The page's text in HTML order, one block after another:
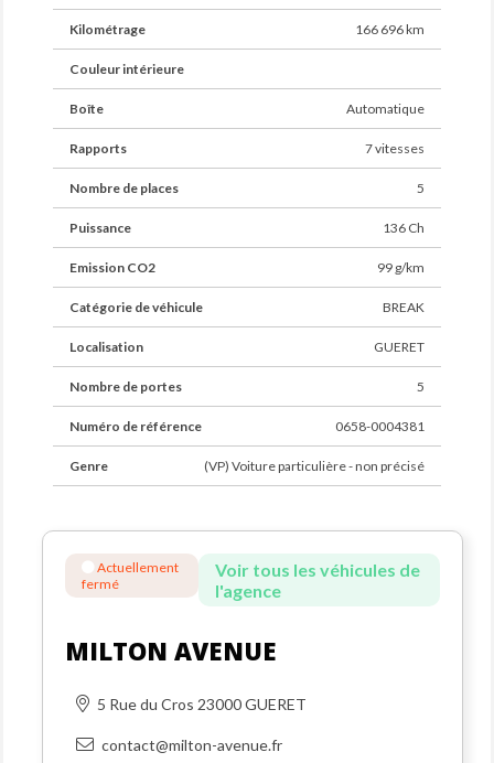
Kilométrage 166 696 km
Couleur intérieure
Boîte Automatique
Rapports 7 vitesses
Nombre de places 5
Puissance 136 Ch
Emission CO2 99 g/km
Catégorie de véhicule BREAK
Localisation GUERET
Nombre de portes 5
Numéro de référence 0658-0004381
Genre (VP) Voiture particulière - non précisé
Actuellement
fermé
Voir tous les véhicules de
l'agence
MILTON AVENUE
5 Rue du Cros 23000 GUERET
contact@milton-avenue.fr